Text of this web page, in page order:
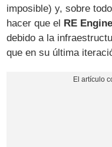
imposible) y, sobre
hacer que el RE Engine
debido a la
que en su última